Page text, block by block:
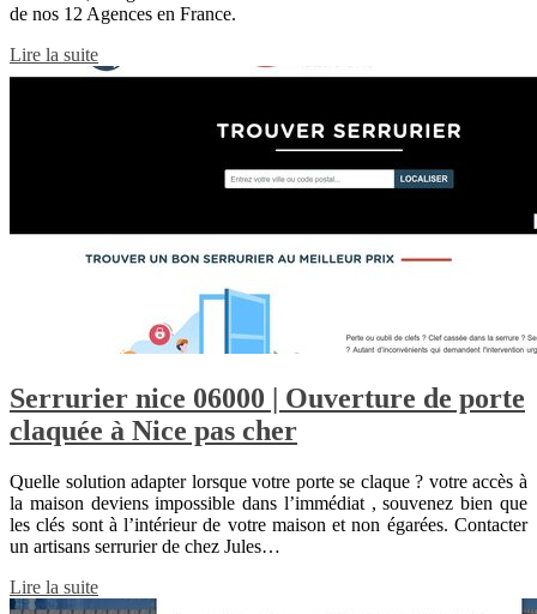
de nos 12 Agences en France.
Lire la suite
Serrurier nice 06000 | Ouverture de porte
claquée à Nice pas cher
Quelle solution adapter lorsque votre porte se claque ? votre accès à
la maison deviens impossible dans l’immédiat , souvenez bien que
les clés sont à l’intérieur de votre maison et non égarées. Contacter
un artisans serrurier de chez Jules…
Lire la suite